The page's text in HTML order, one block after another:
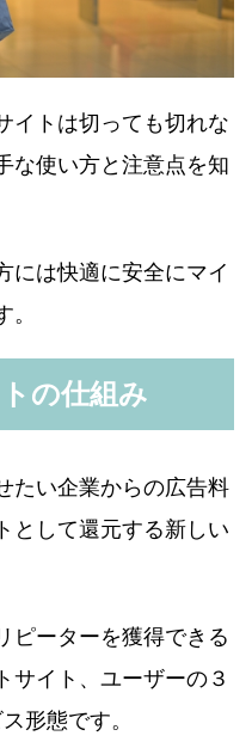
イトは切っても切れな
な使い方と注意点を知
には快適に安全にマイ
の仕組み
たい企業からの広告料
として還元する新しい
ピーターを獲得できる
サイト、ユーザーの３
形態です。